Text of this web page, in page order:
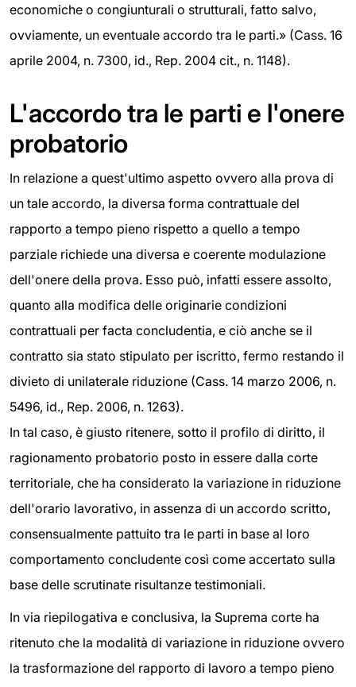
economiche o congiunturali o strutturali, fatto salvo,
ovviamente, un eventuale accordo tra le parti.» (Cass. 16
aprile 2004, n. 7300, id., Rep. 2004 cit., n. 1148).
L'accordo tra le parti e l'onere
probatorio
In relazione a quest'ultimo aspetto ovvero alla prova di
un tale accordo, la diversa forma contrattuale del
rapporto a tempo pieno rispetto a quello a tempo
parziale richiede una diversa e coerente modulazione
dell'onere della prova. Esso può, infatti essere assolto,
quanto alla modifica delle originarie condizioni
contrattuali per facta concludentia, e ciò anche se il
contratto sia stato stipulato per iscritto, fermo restando il
divieto di unilaterale riduzione (Cass. 14 marzo 2006, n.
5496, id., Rep. 2006, n. 1263).
In tal caso, è giusto ritenere, sotto il profilo di diritto, il
ragionamento probatorio posto in essere dalla corte
territoriale, che ha considerato la variazione in riduzione
dell'orario lavorativo, in assenza di un accordo scritto,
consensualmente pattuito tra le parti in base al loro
comportamento concludente così come accertato sulla
base delle scrutinate risultanze testimoniali.
In via riepilogativa e conclusiva, la Suprema corte ha
ritenuto che la modalità di variazione in riduzione ovvero
la trasformazione del rapporto di lavoro a tempo pieno